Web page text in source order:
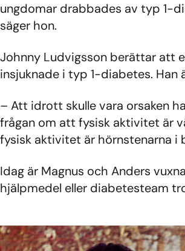
ungdomar drabbades av typ 1-
säger hon.
Johnny Ludvigsson berättar att
insjuknade i typ 1-diabetes.
– Att idrott skulle vara orsaken
frågan om att fysisk aktivitet är
fysisk aktivitet är hörnstenarna i
Idag är Magnus och Anders
hjälpmedel eller diabetesteam